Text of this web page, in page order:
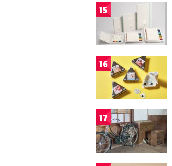
15
16
17